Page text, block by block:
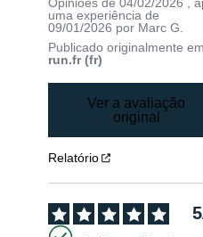
uma experiência de
09/01/2026 por Marc G.
Publicado originalmente
run.fr (fr)
Ver a avaliação
original
Relatório
5